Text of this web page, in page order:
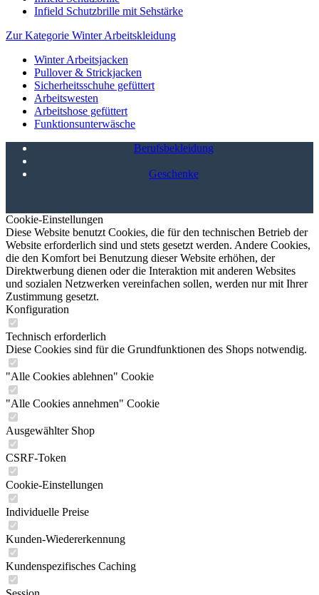
Infield Schutzbrille mit Sehstärke
Zur Kategorie Winter Arbeitskleidung
Winter Arbeitsjacken
Pullover & Strickjacken
Sicherheitsschuhe gefüttert
Arbeitswesten
Arbeitshose gefüttert
Funktionsunterwäsche
Berufsbekleidung
Geschenke
Cookie-Einstellungen
Diese Website benutzt Cookies, die für den technischen Betrieb der
Website erforderlich sind und stets gesetzt werden. Andere Cookies,
die den Komfort bei Benutzung dieser Website erhöhen, der
Direktwerbung dienen oder die Interaktion mit anderen Websites
und sozialen Netzwerken vereinfachen sollen, werden nur mit Ihrer
Zustimmung gesetzt.
Konfiguration
Technisch erforderlich
Diese Cookies sind für die Grundfunktionen des Shops notwendig.
"Alle Cookies ablehnen" Cookie
"Alle Cookies annehmen" Cookie
Ausgewählter Shop
CSRF-Token
Cookie-Einstellungen
Individuelle Preise
Kunden-Wiedererkennung
Kundenspezifisches Caching